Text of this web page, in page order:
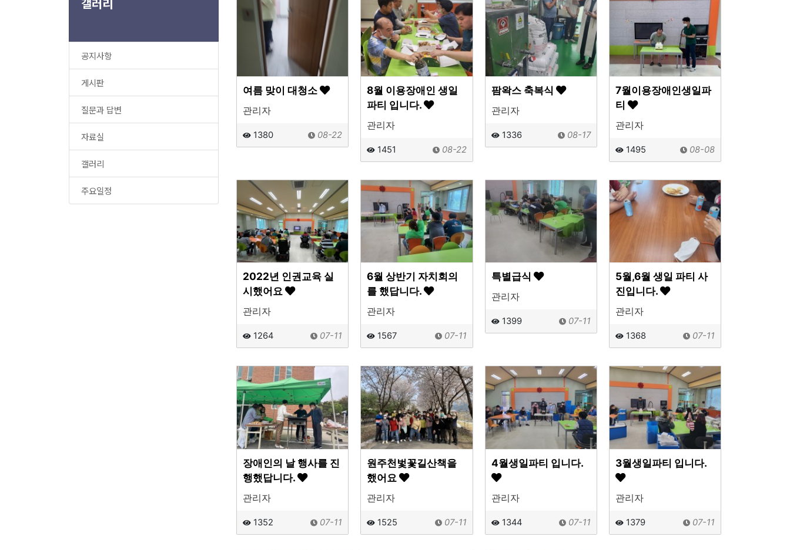
공지사항
게시판
질문과 답변
자료실
갤러리
주요일정
여름 맞이 대청소
관리자
1380 08-22
8월 이용장애인 생일
파티 입니다.
관리자
1451 08-22
팜왁스 축복식
관리자
1336 08-17
7월이용장애인생일파
티
관리자
1495 08-08
2022년 인권교육 실
시했어요
관리자
1264 07-11
6월 상반기 자치회의
를 했답니다.
관리자
1567 07-11
특별급식
관리자
1399 07-11
5월,6월 생일 파티 사
진입니다.
관리자
1368 07-11
장애인의 날 행사를 진
행했답니다.
관리자
1352 07-11
원주천벛꽃길산책을
했어요
관리자
1525 07-11
4월생일파티 입니다.
관리자
1344 07-11
3월생일파티 입니다.
관리자
1379 07-11